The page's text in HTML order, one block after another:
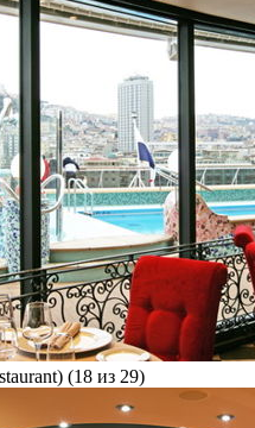
(18 из 29)